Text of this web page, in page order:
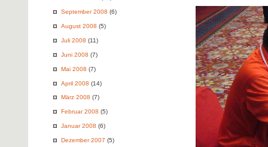
September 2008 (6)
August 2008 (5)
Juli 2008 (11)
Juni 2008 (7)
Mai 2008 (7)
April 2008 (14)
März 2008 (7)
Februar 2008 (5)
Januar 2008 (6)
Dezember 2007 (5)